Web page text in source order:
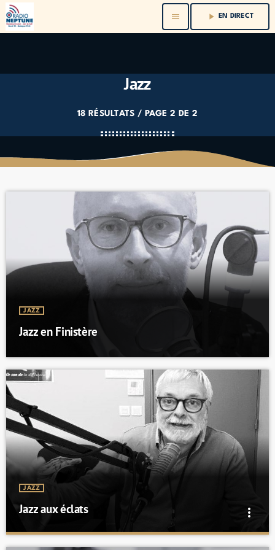
menu play_arrow EN DIRECT
Jazz
18 RÉSULTATS / PAGE 2 DE 2
JAZZ
Jazz en Finistère
JAZZ
Jazz aux éclats more_vert